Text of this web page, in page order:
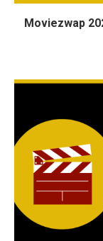
Moviezwap